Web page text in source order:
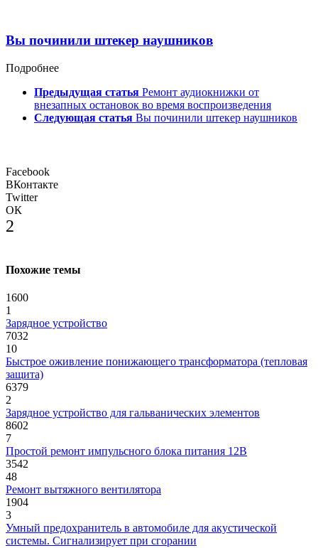
Вы починили штекер наушников
Подробнее
Предыдущая статья Ремонт аудиокнижки от
внезапных остановок во время воспроизведения
Следующая статья Вы починили штекер наушников
Facebook
ВКонтакте
Twitter
ОК
2
Похожие темы
1600
1
Зарядное устройство
7032
10
Быстрое оживление понижающего трансформатора (тепловая
защита)
6379
2
Зарядное устройство для гальванических элементов
8602
7
Простой ремонт импульсного блока питания 12В
3542
48
Ремонт вытяжного вентилятора
1904
3
Умный предохранитель в автомобиле для акустической
системы. Сигнализирует при сгорании